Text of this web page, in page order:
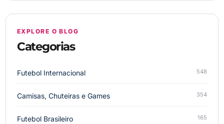
EXPLORE O BLOG
Categorias
Futebol Internacional 548
Camisas, Chuteiras e Games 354
Futebol Brasileiro 165